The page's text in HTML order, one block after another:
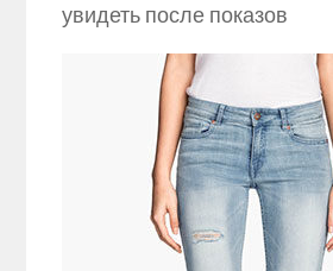
увидеть после показов